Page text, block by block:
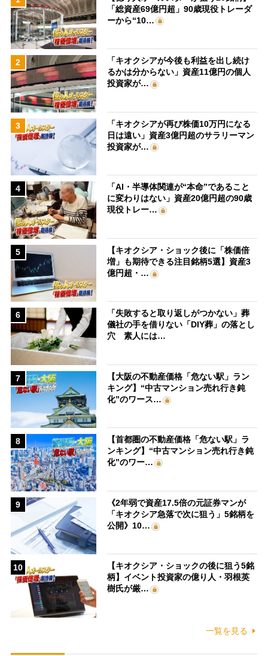
「総資産69億円超」90歳現役トレーダ
ーから“10…
2
「キオクシアが今後も利益を出し続け
るかは分からない」資産11億円の個人
投資家が…
3
「キオクシアが再び株価10万円になる
日は遠い」資産3億円超のサラリーマン
投資家が…
4
「AI・半導体関連が“本命”であること
に変わりはない」資産20億円超の90歳
現役トレー…
5
【キオクシア・ショック後に「株価倍
増」も期待できる注目銘柄5選】資産3
億円超・…
6
「失敗すると取り返しがつかない」葬
儀社の手を借りない「DIY葬」の落とし
穴 素人には…
7
【大阪の不動産価格「危ない駅」ラン
キング】“中古マンション売れ行き鈍
化”のワース…
8
【首都圏の不動産価格「危ない駅」ラ
ンキング】“中古マンション売れ行き鈍
化”のワー…
9
《2年弱で資産17.5倍の元証券マンが
「キオクシア急落で次に狙う」5銘柄を
公開》10…
10
【キオクシア・ショックの後に狙う5銘
柄】イベント投資家の億り人・羽根英
樹氏が厳…
一覧を見る